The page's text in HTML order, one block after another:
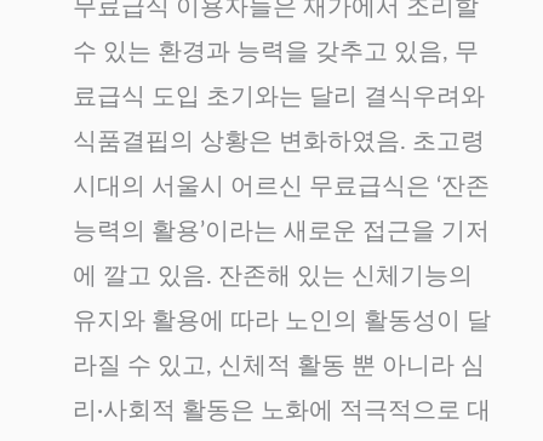
무료급식 이용자들은 재가에서 조리할
수 있는 환경과 능력을 갖추고 있음, 무
료급식 도입 초기와는 달리 결식우려와
식품결핍의 상황은 변화하였음. 초고령
시대의 서울시 어르신 무료급식은 ‘잔존
능력의 활용’이라는 새로운 접근을 기저
에 깔고 있음. 잔존해 있는 신체기능의
유지와 활용에 따라 노인의 활동성이 달
라질 수 있고, 신체적 활동 뿐 아니라 심
리·사회적 활동은 노화에 적극적으로 대